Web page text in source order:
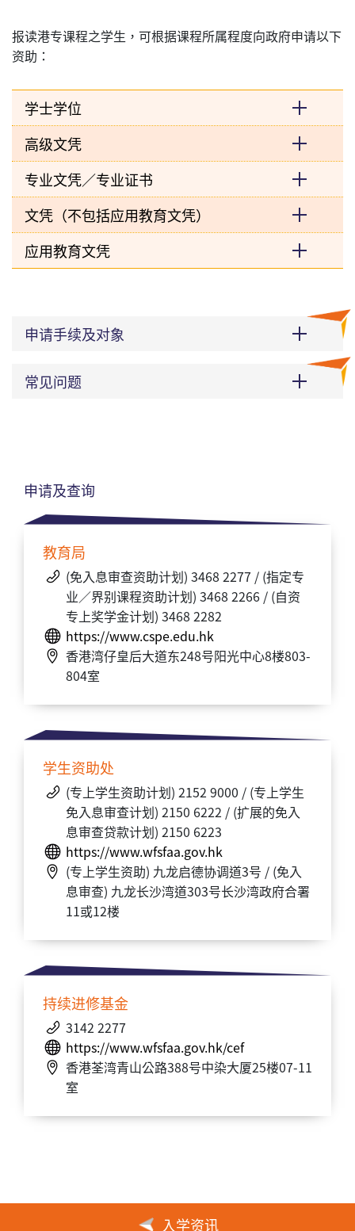
报读港专课程之学生，可根据课程所属程度向政府申请以下
资助：
学士学位
高级文凭
专业文凭／专业证书
文凭（不包括应用教育文凭）
应用教育文凭
申请手续及对象
常见问题
申请及查询
教育局
(免入息审查资助计划) 3468 2277 / (指定专
业／界别课程资助计划) 3468 2266 / (自资
专上奖学金计划) 3468 2282
https://www.cspe.edu.hk
香港湾仔皇后大道东248号阳光中心8楼803-
804室
学生资助处
(专上学生资助计划) 2152 9000 / (专上学生
免入息审查计划) 2150 6222 / (扩展的免入
息审查贷款计划) 2150 6223
https://www.wfsfaa.gov.hk
(专上学生资助) 九龙启德协调道3号 / (免入
息审查) 九龙长沙湾道303号长沙湾政府合署
11或12楼
持续进修基金
3142 2277
https://www.wfsfaa.gov.hk/cef
香港荃湾青山公路388号中染大厦25楼07-11
室
入学资讯